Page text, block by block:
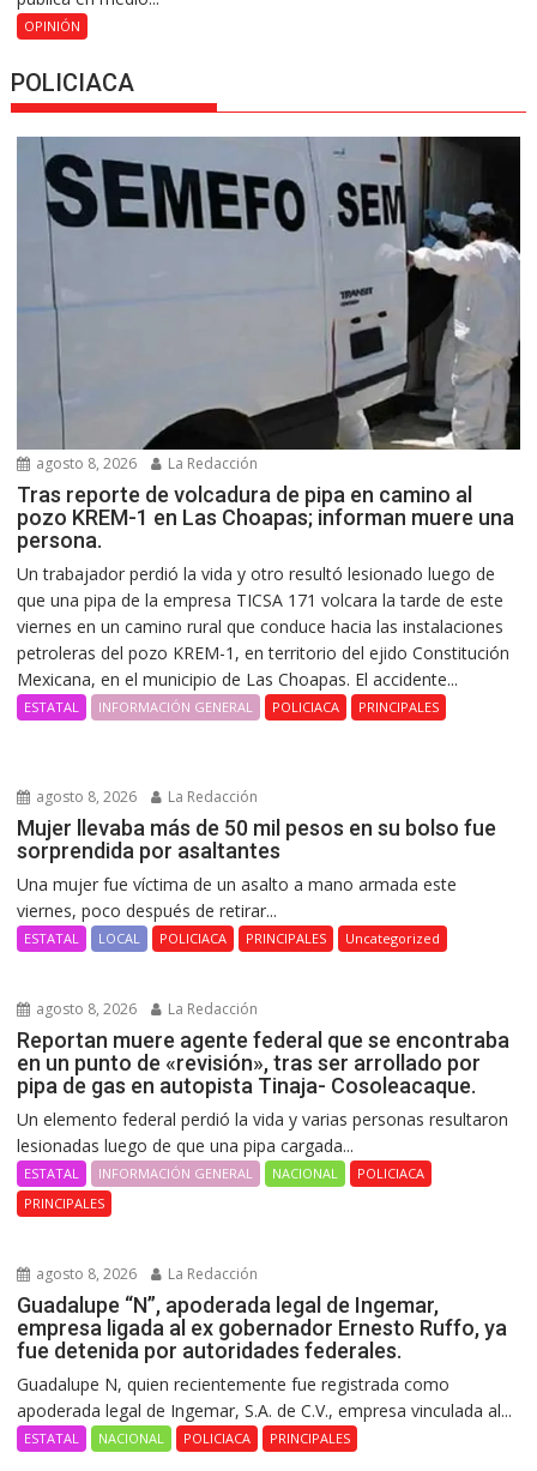
OPINIÓN
POLICIACA
agosto 8, 2026 La Redacción
Tras reporte de volcadura de pipa en camino al
pozo KREM-1 en Las Choapas; informan muere una
persona.
Un trabajador perdió la vida y otro resultó lesionado luego de
que una pipa de la empresa TICSA 171 volcara la tarde de este
viernes en un camino rural que conduce hacia las instalaciones
petroleras del pozo KREM-1, en territorio del ejido Constitución
Mexicana, en el municipio de Las Choapas. El accidente...
ESTATAL INFORMACIÓN GENERAL POLICIACA PRINCIPALES
agosto 8, 2026 La Redacción
Mujer llevaba más de 50 mil pesos en su bolso fue
sorprendida por asaltantes
Una mujer fue víctima de un asalto a mano armada este
viernes, poco después de retirar...
ESTATAL LOCAL POLICIACA PRINCIPALES Uncategorized
agosto 8, 2026 La Redacción
Reportan muere agente federal que se encontraba
en un punto de «revisión», tras ser arrollado por
pipa de gas en autopista Tinaja- Cosoleacaque.
Un elemento federal perdió la vida y varias personas resultaron
lesionadas luego de que una pipa cargada...
ESTATAL INFORMACIÓN GENERAL NACIONAL
POLICIACA
PRINCIPALES
agosto 8, 2026 La Redacción
Guadalupe “N”, apoderada legal de Ingemar,
empresa ligada al ex gobernador Ernesto Ruffo, ya
fue detenida por autoridades federales.
Guadalupe N, quien recientemente fue registrada como
apoderada legal de Ingemar, S.A. de C.V., empresa vinculada al...
ESTATAL NACIONAL POLICIACA PRINCIPALES